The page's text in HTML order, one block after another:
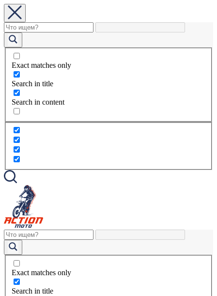
Exact matches only
Search in title
Search in content
Exact matches only
Search in title